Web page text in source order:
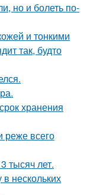
но и болеть по-
и тонкими
так, будто
хранения
реже всего
тысяч лет.
нескольких